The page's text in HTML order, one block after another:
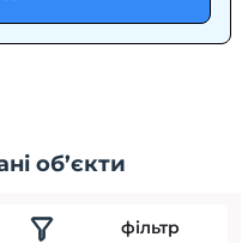
об’єкти
фільтр